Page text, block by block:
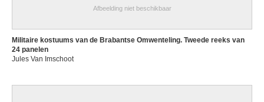
Afbeelding niet beschikbaar
Militaire kostuums van de Brabantse Omwenteling. Tweede reeks van
24 panelen
Jules Van Imschoot